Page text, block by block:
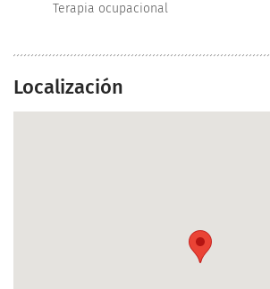
Terapia ocupacional
Localización